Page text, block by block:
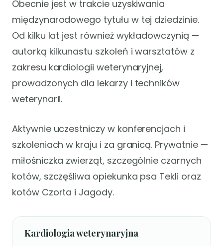
Obecnie jest w trakcie uzyskiwania
międzynarodowego tytułu w tej dziedzinie.
Od kilku lat jest również wykładowczynią —
autorką kilkunastu szkoleń i warsztatów z
zakresu kardiologii weterynaryjnej,
prowadzonych dla lekarzy i techników
weterynarii.
Aktywnie uczestniczy w konferencjach i
szkoleniach w kraju i za granicą. Prywatnie —
miłośniczka zwierząt, szczególnie czarnych
kotów, szczęśliwa opiekunka psa Tekli oraz
kotów Czorta i Jagody.
Kardiologia weterynaryjna